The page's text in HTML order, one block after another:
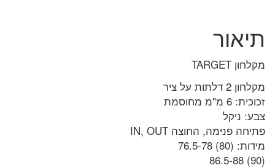
תיאור
מקלחון TARGET
מקלחון 2 דלתות על ציר
זכוכית: 6 מ"מ מחוסמת
צבע: ניקל
פתיחה פנימה, החוצה IN, OUT
מידות: (80) 76.5-78
(90) 86.5-88